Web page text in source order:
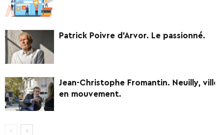
Patrick Poivre d’Arvor. Le passionné.
Jean-Christophe Fromantin. Neuilly, ville
en mouvement.